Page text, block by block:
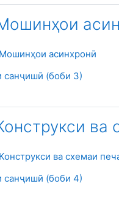
асинхронӣ
Файл
санҷишӣ (боби 3)Страница
ва
ва схемаи
санҷишӣ (боби 4)Страница